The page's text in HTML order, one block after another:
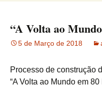
“A Volta ao
5 de Março de 2018
Processo de construção
“A Volta ao Mundo em